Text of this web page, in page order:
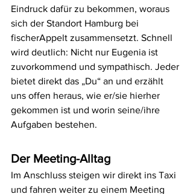
Eindruck dafür zu bekommen, woraus
sich der Standort Hamburg bei
fischerAppelt zusammensetzt. Schnell
wird deutlich: Nicht nur Eugenia ist
zuvorkommend und sympathisch. Jeder
bietet direkt das „Du“ an und erzählt
uns offen heraus, wie er/sie hierher
gekommen ist und worin seine/ihre
Aufgaben bestehen.
Der Meeting-Alltag
Im Anschluss steigen wir direkt ins Taxi
und fahren weiter zu einem Meeting